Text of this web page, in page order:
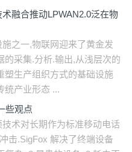
融合推动LPWAN2.0泛在物
之一,物联网迎来了黄金发
的采集.分析.输出,从浅层次的
塑生产组织方式的基础设施
统产业形态 ...
些观点
术对长期作为标准移动电话
击.SigFox 解决了终端设备